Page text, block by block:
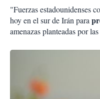
"Fuerzas estadounidenses
hoy en el sur de Irán para
amenazas planteadas por